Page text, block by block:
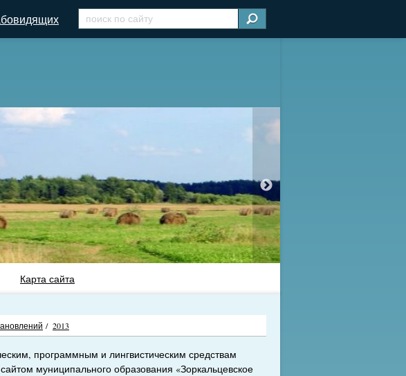
Карта сайта
/ 2013
программным и лингвистическим средствам
муниципального образования «Зоркальцевское